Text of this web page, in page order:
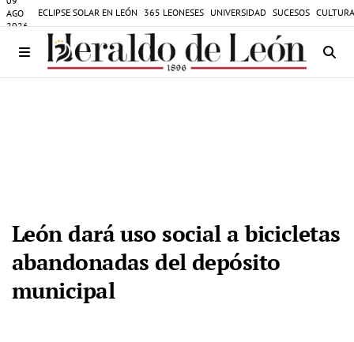
AGO
2026
ECLIPSE SOLAR EN LEÓN 365 LEONESES UNIVERSIDAD SUCESOS
León dará uso social a bicicletas
abandonadas del depósito
municipal